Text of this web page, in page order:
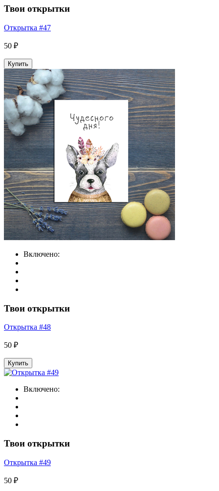
Твои открытки
Открытка #47
50 ₽
Купить
Включено:
Твои открытки
Открытка #48
50 ₽
Купить
Включено:
Твои открытки
Открытка #49
50 ₽